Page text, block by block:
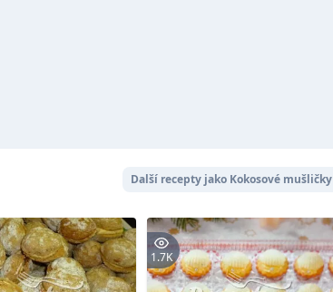
Další recepty jako Kokosové mušličky
1.7K